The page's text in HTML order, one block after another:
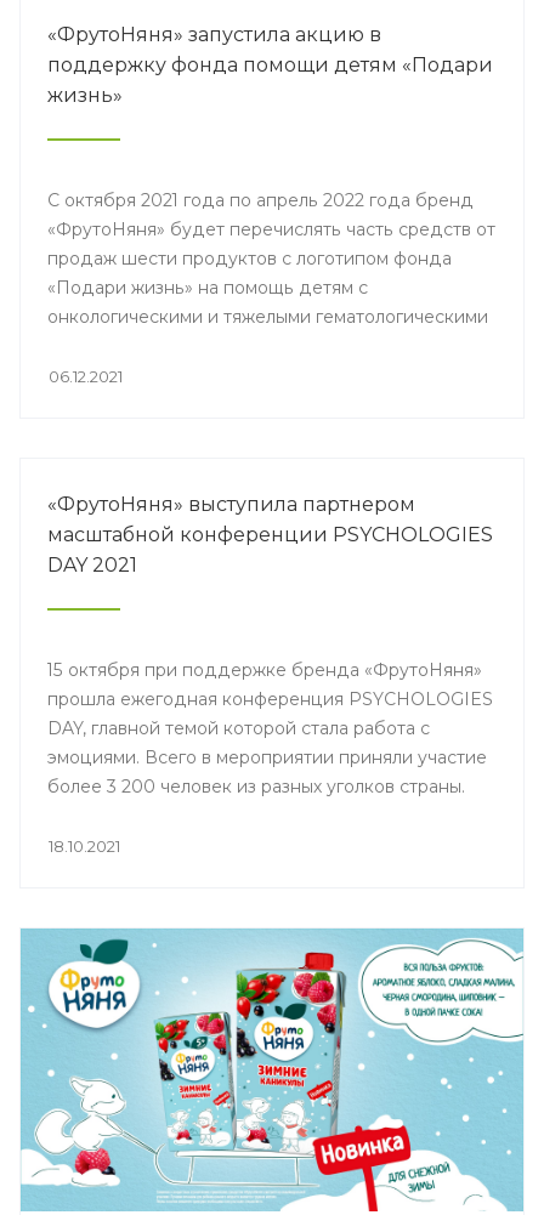
«ФрутоНяня» запустила акцию в
поддержку фонда помощи детям «Подари
жизнь»
С октября 2021 года по апрель 2022 года бренд
«ФрутоНяня» будет перечислять часть средств от
продаж шести продуктов c логотипом фонда
«Подари жизнь» на помощь детям с
онкологическими и тяжелыми гематологическими
ходе акции от «ФрутоНяни», фонд «Подари
нуждаются в трансплантации костного мозга.
06.12.2021
«ФрутоНяня» выступила партнером
масштабной конференции PSYCHOLOGIES
DAY 2021
15 октября при поддержке бренда «ФрутоНяня»
прошла ежегодная конференция PSYCHOLOGIES
DAY, главной темой которой стала работа с
эмоциями. Всего в мероприятии приняли участие
более 3 200 человек из разных уголков страны.
18.10.2021